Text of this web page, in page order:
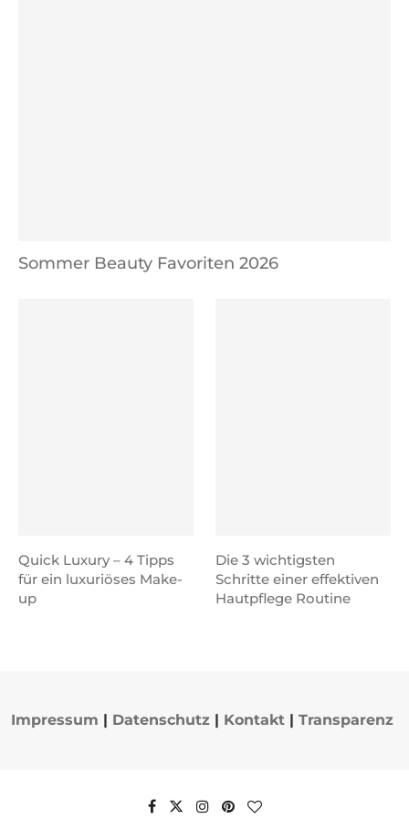
Sommer Beauty Favoriten 2026
Quick Luxury – 4 Tipps
für ein luxuriöses Make-
up
Die 3 wichtigsten
Schritte einer effektiven
Hautpflege Routine
Impressum | Datenschutz | Kontakt | Transparenz